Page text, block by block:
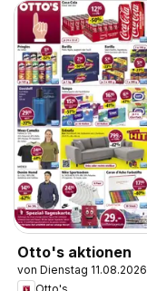
Otto's aktionen
von Dienstag 11.08.2026